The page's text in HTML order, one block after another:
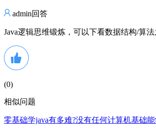
admin回答
Java逻辑思维锻炼，可以下看数据结构/算
(0)
相似问题
零基础学java有多难?没有任何计算机基础能